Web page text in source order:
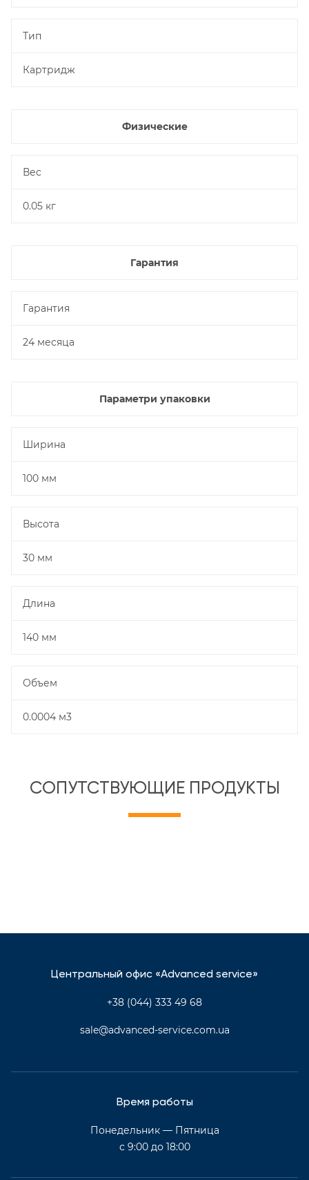
Тип
Картридж
Физические
Вес
0.05 кг
Гарантия
Гарантия
24 месяца
Параметри упаковки
Ширина
100 мм
Высота
30 мм
Длина
140 мм
Объем
0.0004 м3
СОПУТСТВУЮЩИЕ ПРОДУКТЫ
Центральный офис «Advanced service»
+38 (044) 333 49 68
sale@advanced-service.com.ua
Время работы
Понедельник — Пятница
с 9:00 до 18:00